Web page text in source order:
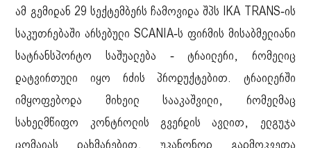
ამ გემიდან 29 სექტემბერს ჩამოვიდა შპს IKA TRANS-ის
საკუთრებაში არსებული SCANIA-ს ფირმის მისაბმელიანი
სატრანსპორტო საშუალება - ტრაილერი, რომელიც
დატვირთული იყო რძის პროდუქტებით. ტრაილერში
იმყოფებოდა მიხეილ სააკაშვილი, რომელმაც
სახელმწიფო კონტროლის გვერდის ავლით, ელგუჯა
ცომაიას დახმარებით, უკანონოდ გადმოკვეთა